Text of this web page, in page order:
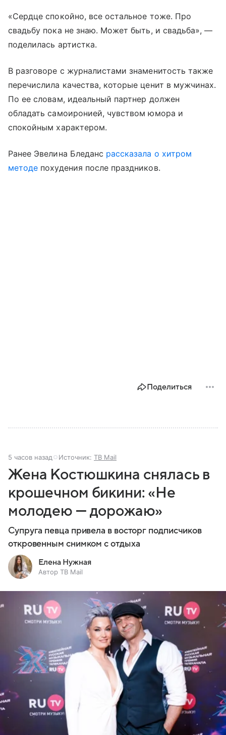
«Сердце спокойно, все остальное тоже. Про
свадьбу пока не знаю. Может быть, и свадьба», —
поделилась артистка.
В разговоре с журналистами знаменитость также
перечислила качества, которые ценит в мужчинах.
По ее словам, идеальный партнер должен
обладать самоиронией, чувством юмора и
спокойным характером.
Ранее Эвелина Бледанс рассказала о хитром
методе похудения после праздников.
Поделиться
5 часов назад Источник: ТВ Mail
Жена Костюшкина снялась в
крошечном бикини: «Не
молодею — дорожаю»
Супруга певца привела в восторг подписчиков
откровенным снимком с отдыха
Елена Нужная
Автор ТВ Mail